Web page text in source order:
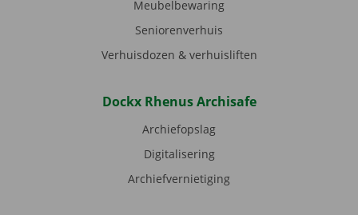
Meubelbewaring
Seniorenverhuis
Verhuisdozen & verhuisliften
Dockx Rhenus Archisafe
Archiefopslag
Digitalisering
Archiefvernietiging